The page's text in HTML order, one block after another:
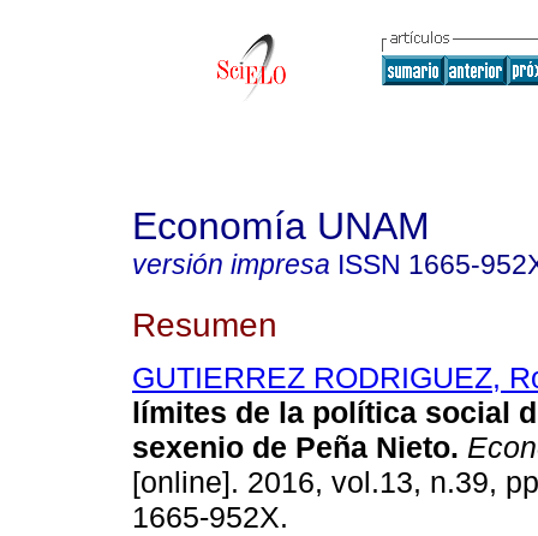
Economía UNAM
versión impresa ISSN 1665-
Resumen
GUTIERREZ RODRIGUEZ,
límites de la política social
sexenio de Peña Nieto.
[online]. 2016, vol.13, n.39,
1665-952X.